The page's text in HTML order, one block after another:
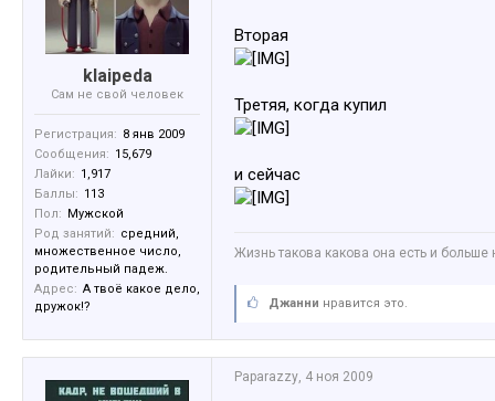
klaipeda
Сам не свой человек
Регистрация: 8 янв 2009
Сообщения: 15,679
Лайки: 1,917
Баллы: 113
Пол: Мужской
Род занятий: средний,
множественное число,
родительный падеж.
Адрес: А твоё какое дело,
дружок!?
Вторая
Третяя, когда купил
и сейчас
Жизнь такова какова она есть и больше
Джанни нравится это.
Paparazzy, 4 ноя 2009